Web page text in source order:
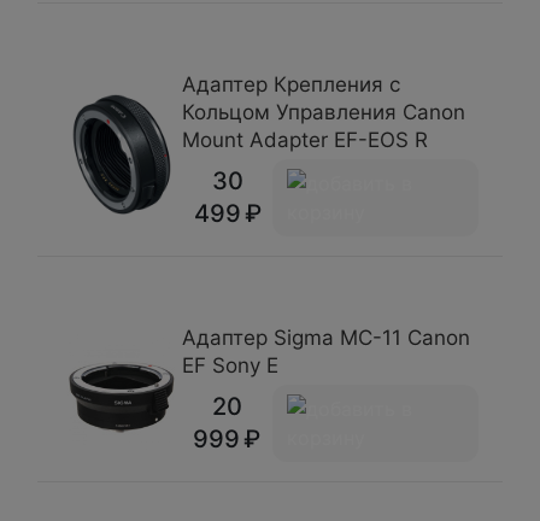
Адаптер Крепления c
Кольцом Управления Canon
Mount Adapter EF-EOS R
30
499
Адаптер Sigma MC-11 Canon
EF Sony E
20
999